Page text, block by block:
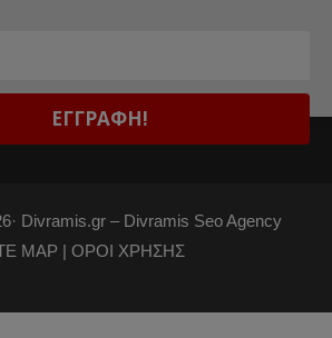
Divramis.gr –Divramis Seo Agency
MAP | ΟΡΟΙ ΧΡΗΣΗΣ